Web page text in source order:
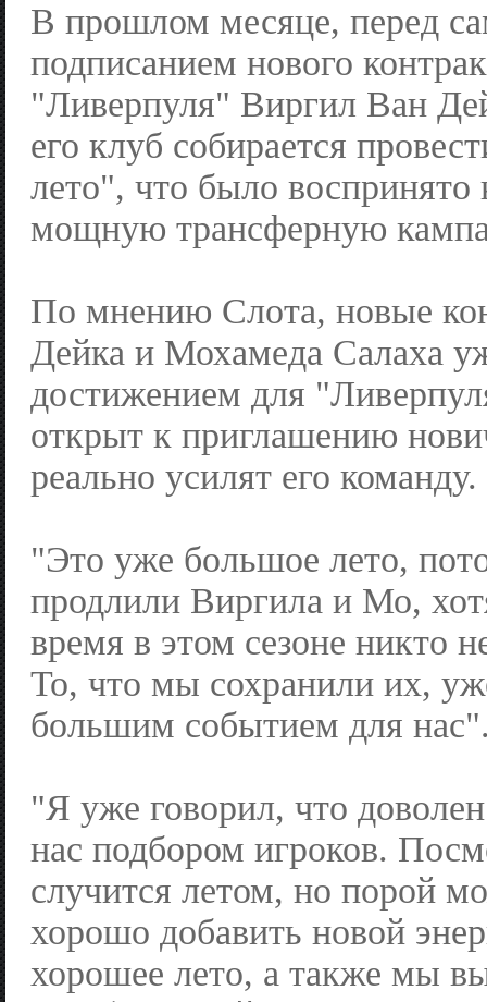
В прошлом месяце, перед
подписанием нового
"Ливерпуля" Виргил Ван
его клуб собирается
лето", что было воспринято
мощную трансферную
По мнению Слота, новые
Дейка и Мохамеда Салаха
достижением для
открыт к приглашению
реально усилят его команду.
"Это уже большое лето,
продлили Виргила и Мо,
время в этом сезоне никто
То, что мы сохранили их,
большим событием для
"Я уже говорил, что
нас подбором игроков.
случится летом, но порой
хорошо добавить новой
хорошее лето, а также мы